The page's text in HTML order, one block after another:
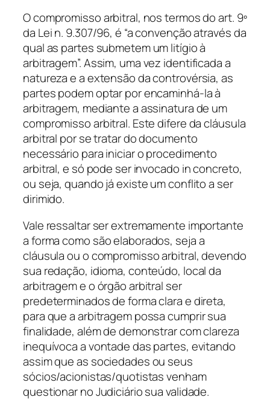
O compromisso arbitral, nos termos do art. 9º
da Lei n. 9.307/96, é “a convenção através da
qual as partes submetem um litígio à
arbitragem”. Assim, uma vez identificada a
natureza e a extensão da controvérsia, as
partes podem optar por encaminhá-la à
arbitragem, mediante a assinatura de um
compromisso arbitral. Este difere da cláusula
arbitral por se tratar do documento
necessário para iniciar o procedimento
arbitral, e só pode ser invocado in concreto,
ou seja, quando já existe um conflito a ser
dirimido.
Vale ressaltar ser extremamente importante
a forma como são elaborados, seja a
cláusula ou o compromisso arbitral, devendo
sua redação, idioma, conteúdo, local da
arbitragem e o órgão arbitral ser
predeterminados de forma clara e direta,
para que a arbitragem possa cumprir sua
finalidade, além de demonstrar com clareza
inequívoca a vontade das partes, evitando
assim que as sociedades ou seus
sócios/acionistas/quotistas venham
questionar no Judiciário sua validade.